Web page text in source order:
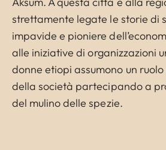
strettamente legate le storie di
impavide e pioniere
alle iniziative di organizzazioni
donne etiopi assumono un
della società partecipando a
del mulino delle spezie.